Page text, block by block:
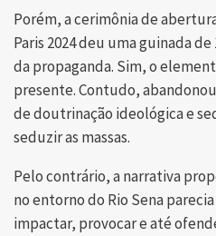
Porém, a cerimônia de
Paris 2024 deu uma guinada
da propaganda. Sim, o
presente. Contudo,
de doutrinação ideológica e
seduzir as massas.
Pelo contrário, a narrativa
no entorno do Rio Sena
impactar, provocar e até